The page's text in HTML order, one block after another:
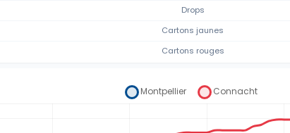
Drops
Cartons jaunes
Cartons rouges